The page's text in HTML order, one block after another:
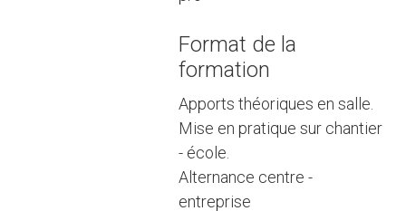
Format de la
formation
Apports théoriques en salle.
Mise en pratique sur chantier
- école.
Alternance centre -
entreprise